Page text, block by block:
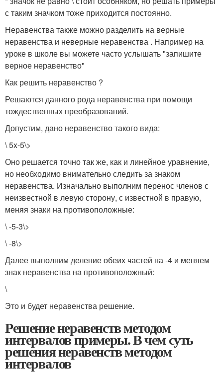
с таким значком тоже приходится постоянно.
Неравенства также можно разделить на верные
неравенства и неверные неравенства . Например на
уроке в школе вы можете часто услышать "запишите
верное неравенство"
Как решить неравенство ?
Решаются данного рода неравенства при помощи
тождественных преобразований.
Допустим, дано неравенство такого вида:
\5x-5\>
Оно решается точно так же, как и линейное уравнение,
но необходимо внимательно следить за знаком
неравенства. Изначально выполним перенос членов с
неизвестной в левую сторону, с известной в правую,
меняя знаки на противоположные:
\-5-3\>
\ -8\>
Далее выполним деление обеих частей на -4 и меняем
знак неравенства на противоположный:
\
Это и будет неравенства решение.
Решение неравенств методом
интервалов примеры. В чем суть
решения неравенств методом
интервалов